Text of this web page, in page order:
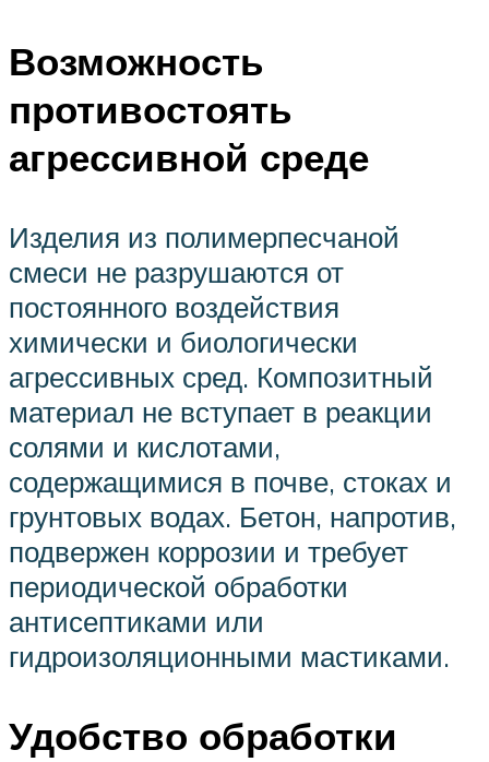
Возможность
противостоять
агрессивной среде
Изделия из полимерпесчаной
смеси не разрушаются от
постоянного воздействия
химически и биологически
агрессивных сред. Композитный
материал не вступает в реакции
солями и кислотами,
содержащимися в почве, стоках и
грунтовых водах. Бетон, напротив,
подвержен коррозии и требует
периодической обработки
антисептиками или
гидроизоляционными мастиками.
Удобство обработки